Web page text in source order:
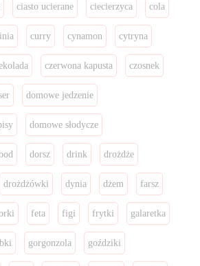
ciasto ucierane ciecierzyca cola
curry cynamon cytryna
czerwona kapusta czosnek
domowe jedzenie
domowe słodycze
dorsz drink drożdże
drożdżówki dynia dżem farsz
feta figi frytki galaretka
gorgonzola goździki